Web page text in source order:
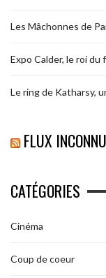
Les Mâchonnes de
Expo Calder, le roi du
Le ring de Katharsy,
FLUX INCONNU
CATÉGORIES
Cinéma
Coup de coeur